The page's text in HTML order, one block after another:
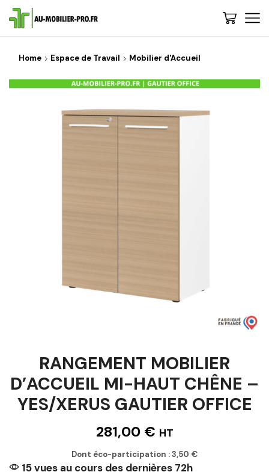
Home Espace de Travail Mobilier d'Accueil
RANGEMENT MOBILIER
D’ACCUEIL MI-HAUT CHÊNE –
YES/XERUS GAUTIER OFFICE
281,00 € HT
Dont éco-participation :3,50 €
15 vues au cours des dernières 72h